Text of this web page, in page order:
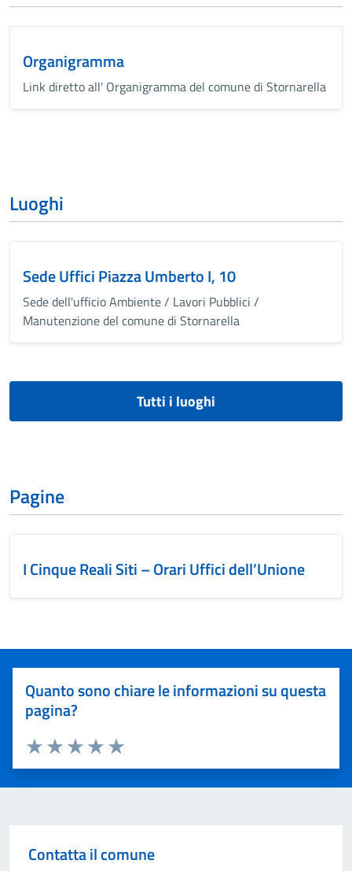
Organigramma
Link diretto all' Organigramma del comune di Stornarella
Luoghi
Sede Uffici Piazza Umberto I, 10
Sede dell'ufficio Ambiente / Lavori Pubblici /
Manutenzione del comune di Stornarella
Tutti i luoghi
Pagine
I Cinque Reali Siti – Orari Uffici dell’Unione
Quanto sono chiare le informazioni su questa
pagina?
Valuta 5 stelle su 5
Valuta 4 stelle su 5
Valuta 3 stelle su 5
Valuta 2 stelle su 5
Valuta 1 stelle su 5
Contatta il comune